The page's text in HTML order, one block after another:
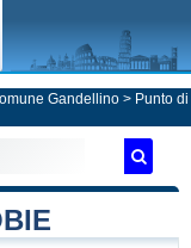
Gandellino> Punto di